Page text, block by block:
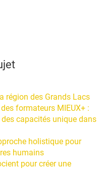
région des Grands Lacs
formateurs MIEUX+ :
capacités unique dans
holistique pour
humains
pour créer une